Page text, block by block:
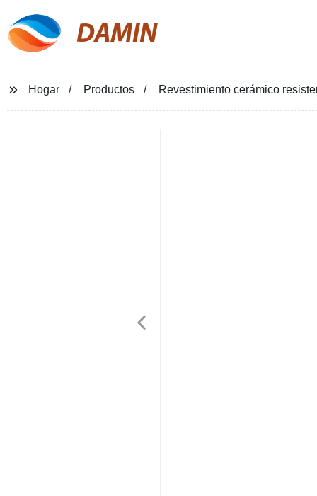
DAMIN
Hogar Productos Revestimiento cerámico